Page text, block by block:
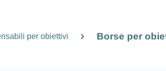
per obiettivi Borse per